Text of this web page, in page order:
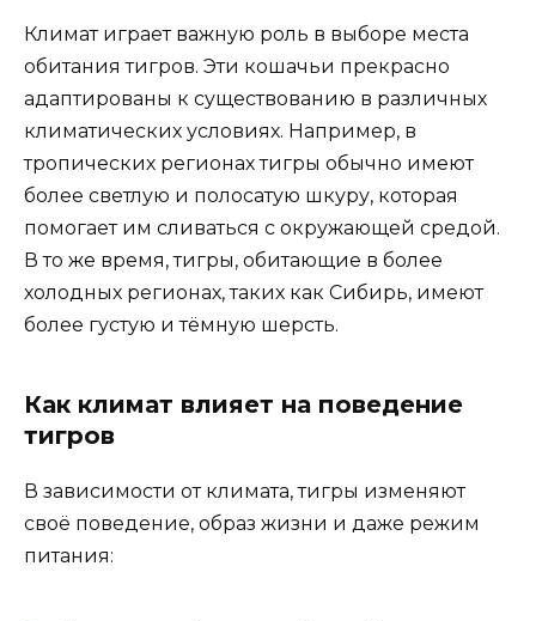
Климат играет важную роль в выборе места
обитания тигров. Эти кошачьи прекрасно
адаптированы к существованию в различных
климатических условиях. Например, в
тропических регионах тигры обычно имеют
более светлую и полосатую шкуру, которая
помогает им сливаться с окружающей средой.
В то же время, тигры, обитающие в более
холодных регионах, таких как Сибирь, имеют
более густую и тёмную шерсть.
Как климат влияет на поведение
тигров
В зависимости от климата, тигры изменяют
своё поведение, образ жизни и даже режим
питания: